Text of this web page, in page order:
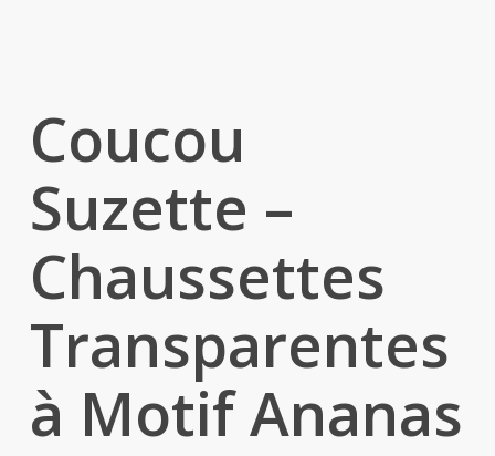
Coucou
Suzette –
Chaussettes
Transparentes
à Motif Ananas